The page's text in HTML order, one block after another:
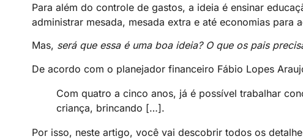
Para além do controle de gastos, a ideia é ensinar
administrar mesada, mesada extra e até economias para
Mas, será que essa é uma boa ideia? O que os pais
De acordo com o planejador financeiro Fábio Lopes
Com quatro a cinco anos, já é possível trabalhar
criança, brincando […].
Por isso, neste artigo, você vai descobrir todos os